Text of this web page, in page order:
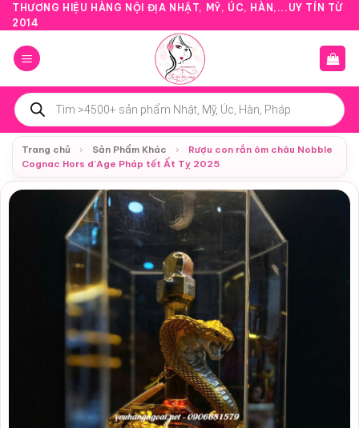
Bỏ
qua
nội
dung
THƯƠNG HIỆU HÀNG NỘI ĐỊA NHẬT, MỸ, ÚC, HÀN,...UY TÍN TỪ
2014
Tìm
kiếm
sản
phẩm
Trang chủ
› Sản Phẩm Khác ›
Rượu con rắn ôm châu Nobble
Cognac Hors d’Age Pháp tết Ất Tỵ 2025